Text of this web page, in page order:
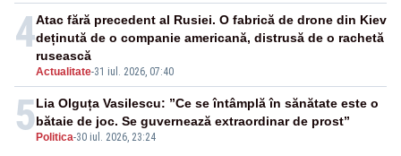
4
Actualitate-31 iul. 2026, 07:40
Atac fără precedent al Rusiei. O fabrică de drone din Kiev
deținută de o companie americană, distrusă de o rachetă
rusească
5 Politica-30 iul. 2026, 23:24
Lia Olguța Vasilescu: ”Ce se întâmplă în sănătate este o
bătaie de joc. Se guvernează extraordinar de prost”